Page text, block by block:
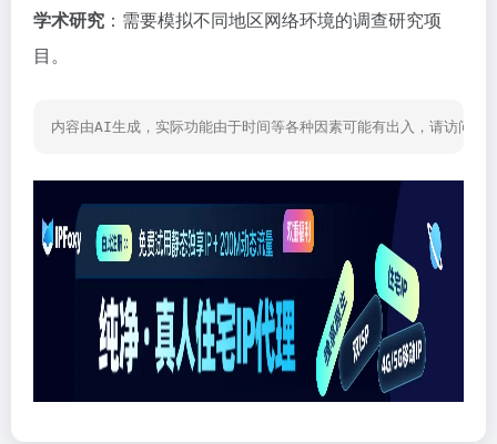
学术研究 ：需要模拟不同地区网络环境的调查研究项
目。
内容由AI生成，实际功能由于时间等各种因素可能有出入，请访问网